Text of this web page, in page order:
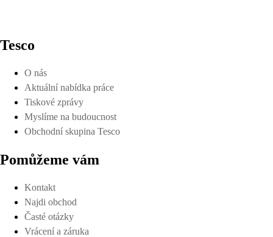
Tesco
O nás
Aktuální nabídka práce
Tiskové zprávy
Myslíme na budoucnost
Obchodní skupina Tesco
Pomůžeme vám
Kontakt
Najdi obchod
Časté otázky
Vrácení a záruka